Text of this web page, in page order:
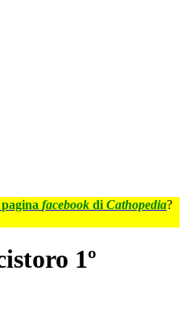
pagina facebook di Cathopedia?
1º